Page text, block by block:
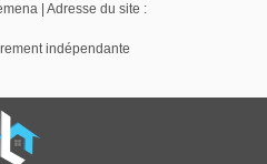
| Adresse du site :
indépendante